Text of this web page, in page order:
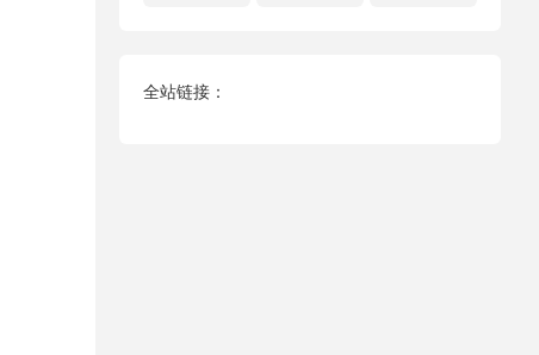
全站链接：